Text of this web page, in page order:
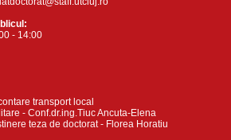
- 14:00
transport local
- Conf.dr.ing.Tiuc Ancuta-Elena
teza de doctorat - Florea Horatiu